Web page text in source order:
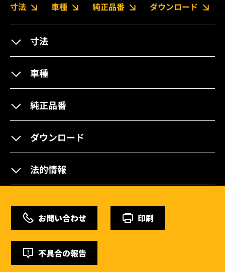
寸法 車種 純正品番 ダウンロード
寸法
車種
純正品番
ダウンロード
法的情報
お問い合わせ 印刷
不具合の報告